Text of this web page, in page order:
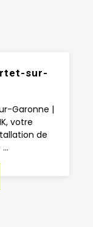
sur-
Garonne |
votre
de